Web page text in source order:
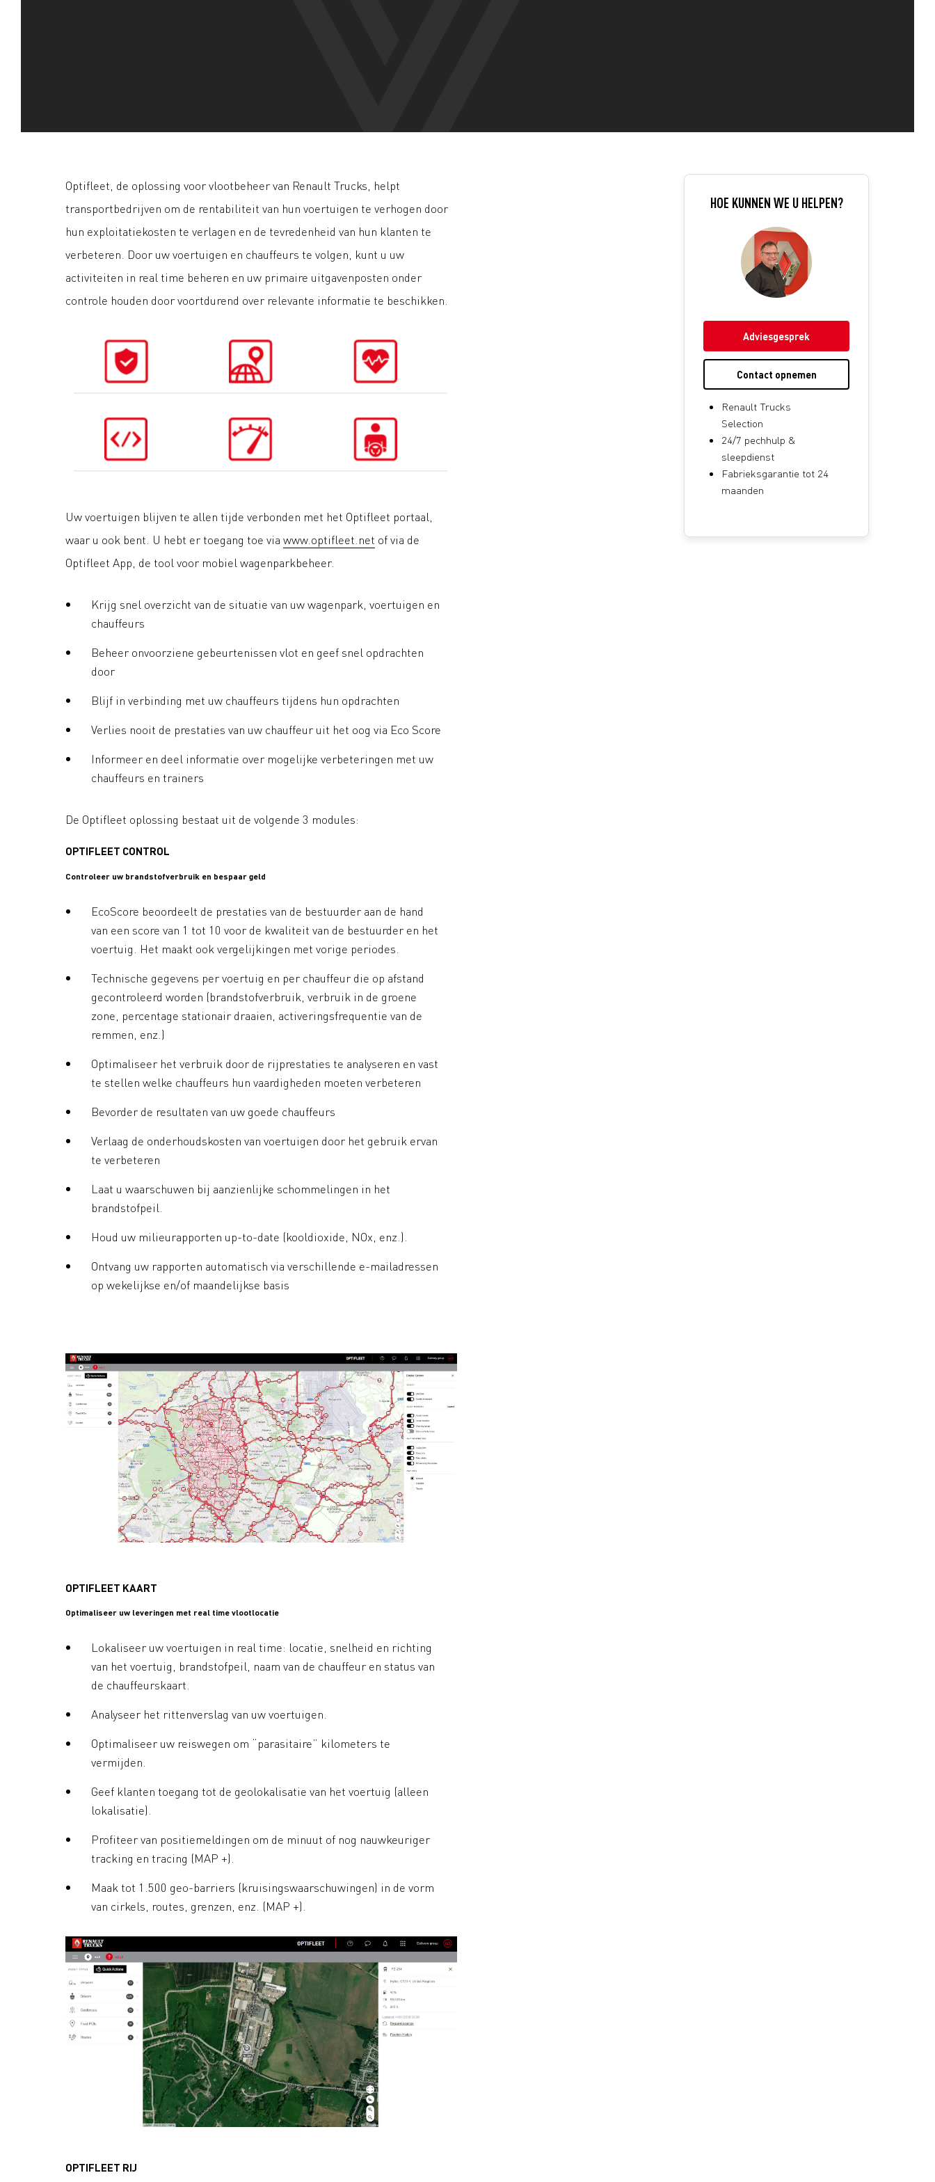
Optifleet, de oplossing voor vlootbeheer van Renault Trucks, helpt
transportbedrijven om de rentabiliteit van hun voertuigen te verhogen door
hun exploitatiekosten te verlagen en de tevredenheid van hun klanten te
verbeteren. Door uw voertuigen en chauffeurs te volgen, kunt u uw
activiteiten in real time beheren en uw primaire uitgavenposten onder
controle houden door voortdurend over relevante informatie te beschikken.
Uw voertuigen blijven te allen tijde verbonden met het Optifleet portaal,
waar u ook bent. U hebt er toegang toe viawww.optifleet.net of via de
Optifleet App, de tool voor mobiel wagenparkbeheer.
Krijg snel overzicht van de situatie van uw wagenpark, voertuigen en
chauffeurs
Beheer onvoorziene gebeurtenissen vlot en geef snel opdrachten
door
Blijf in verbinding met uw chauffeurs tijdens hun opdrachten
Verlies nooit de prestaties van uw chauffeur uit het oog via Eco Score
Informeer en deel informatie over mogelijke verbeteringen met uw
chauffeurs en trainers
De Optifleet oplossing bestaat uit de volgende 3 modules:
OPTIFLEET CONTROL
Controleer uw brandstofverbruik en bespaar geld
EcoScore beoordeelt de prestaties van de bestuurder aan de hand
van een score van 1 tot 10 voor de kwaliteit van de bestuurder en het
voertuig. Het maakt ook vergelijkingen met vorige periodes.
Technische gegevens per voertuig en per chauffeur die op afstand
gecontroleerd worden (brandstofverbruik, verbruik in de groene
zone, percentage stationair draaien, activeringsfrequentie van de
remmen, enz.)
Optimaliseer het verbruik door de rijprestaties te analyseren en vast
te stellen welke chauffeurs hun vaardigheden moeten verbeteren
Bevorder de resultaten van uw goede chauffeurs
Verlaag de onderhoudskosten van voertuigen door het gebruik ervan
te verbeteren
Laat u waarschuwen bij aanzienlijke schommelingen in het
brandstofpeil.
Houd uw milieurapporten up-to-date (kooldioxide, NOx, enz.).
Ontvang uw rapporten automatisch via verschillende e-mailadressen
op wekelijkse en/of maandelijkse basis
OPTIFLEET KAART
Optimaliseer uw leveringen met real time vlootlocatie
Lokaliseer uw voertuigen in real time: locatie, snelheid en richting
van het voertuig, brandstofpeil, naam van de chauffeur en status van
de chauffeurskaart.
Analyseer het rittenverslag van uw voertuigen.
Optimaliseer uw reiswegen om “parasitaire” kilometers te
vermijden.
Geef klanten toegang tot de geolokalisatie van het voertuig (alleen
lokalisatie).
Profiteer van positiemeldingen om de minuut of nog nauwkeuriger
tracking en tracing (MAP +).
Maak tot 1.500 geo-barriers (kruisingswaarschuwingen) in de vorm
van cirkels, routes, grenzen, enz. (MAP +).
OPTIFLEET RIJ
HOE KUNNEN WE U HELPEN?
Adviesgesprek
Contact opnemen
Renault Trucks
Selection
24/7 pechhulp &
sleepdienst
Fabrieksgarantie tot 24
maanden